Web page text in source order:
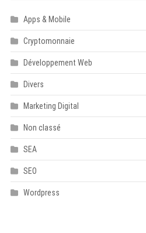
Apps & Mobile
Cryptomonnaie
Développement Web
Divers
Marketing Digital
Non classé
SEA
SEO
Wordpress